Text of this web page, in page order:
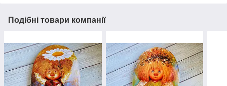
Подібні товари компанії